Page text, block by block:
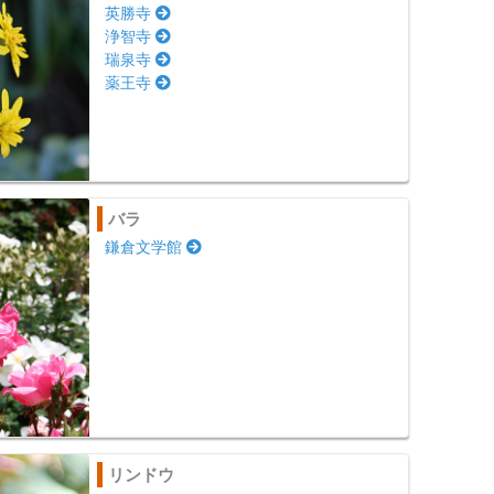
英勝寺
浄智寺
瑞泉寺
薬王寺
バラ
鎌倉文学館
リンドウ